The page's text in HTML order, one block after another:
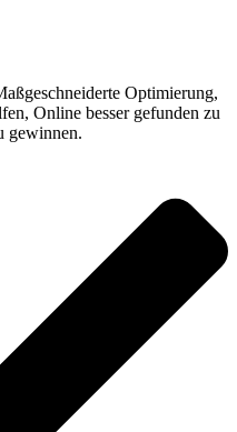
Optimierung,
Online besser gefunden zu
gewinnen.